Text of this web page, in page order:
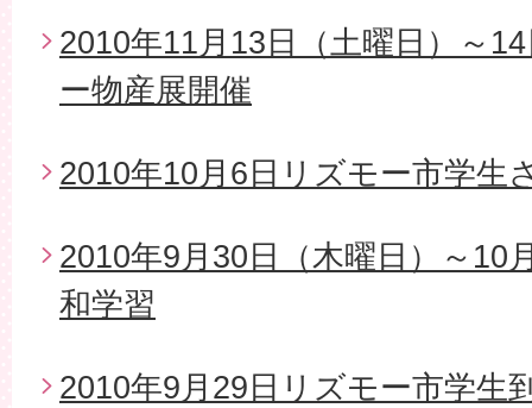
2010年11月13日（土曜日）～
ー物産展開催
2010年10月6日リズモー市学生
2010年9月30日（木曜日）～10
和学習
2010年9月29日リズモー市学生